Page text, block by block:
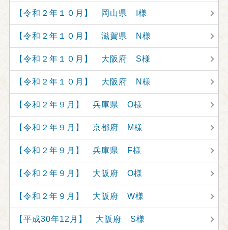
【令和２年１０月】 岡山県 I様
【令和２年１０月】 滋賀県 N様
【令和２年１０月】 大阪府 S様
【令和２年１０月】 大阪府 N様
【令和２年９月】 兵庫県 O様
【令和２年９月】 京都府 M様
【令和２年９月】 兵庫県 F様
【令和２年９月】 大阪府 O様
【令和２年９月】 大阪府 W様
【平成30年12月】 大阪府 S様